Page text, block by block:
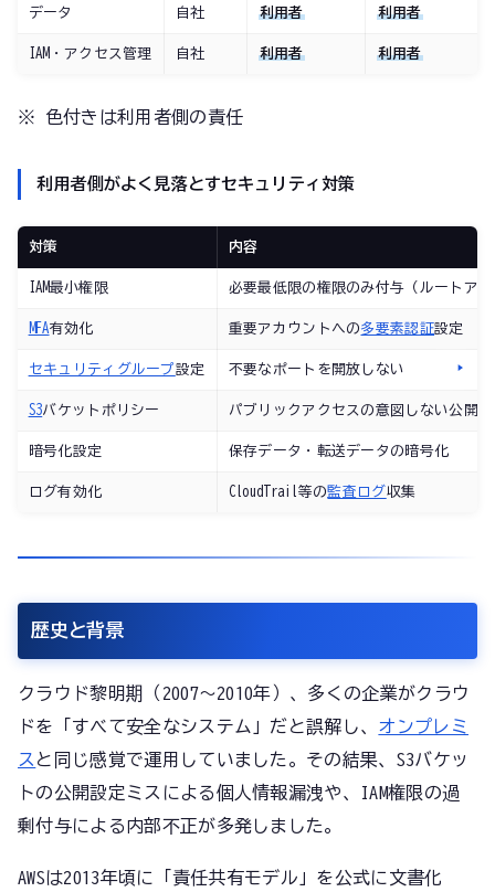
データ 自社 利用者 利用者
IAM・アクセス管理 自社 利用者 利用者
※ 色付きは利用者側の責任
利用者側がよく見落とすセキュリティ対策
対策 内容
IAM最小権限 必要最低限の権限のみ付与（ルートア
MFA有効化 重要アカウントへの多要素認証設定
セキュリティグループ設定 不要なポートを開放しない
S3バケットポリシー パブリックアクセスの意図しない公開
暗号化設定 保存データ・転送データの暗号化
ログ有効化 CloudTrail等の監査ログ収集
歴史と背景
クラウド黎明期（2007〜2010年）、多くの企業がクラウ
ドを「すべて安全なシステム」だと誤解し、 オンプレミ
ス と同じ感覚で運用していました。その結果、S3バケッ
トの公開設定ミスによる個人情報漏洩や、IAM権限の過
剰付与による内部不正が多発しました。
AWSは2013年頃に「責任共有モデル」を公式に文書化